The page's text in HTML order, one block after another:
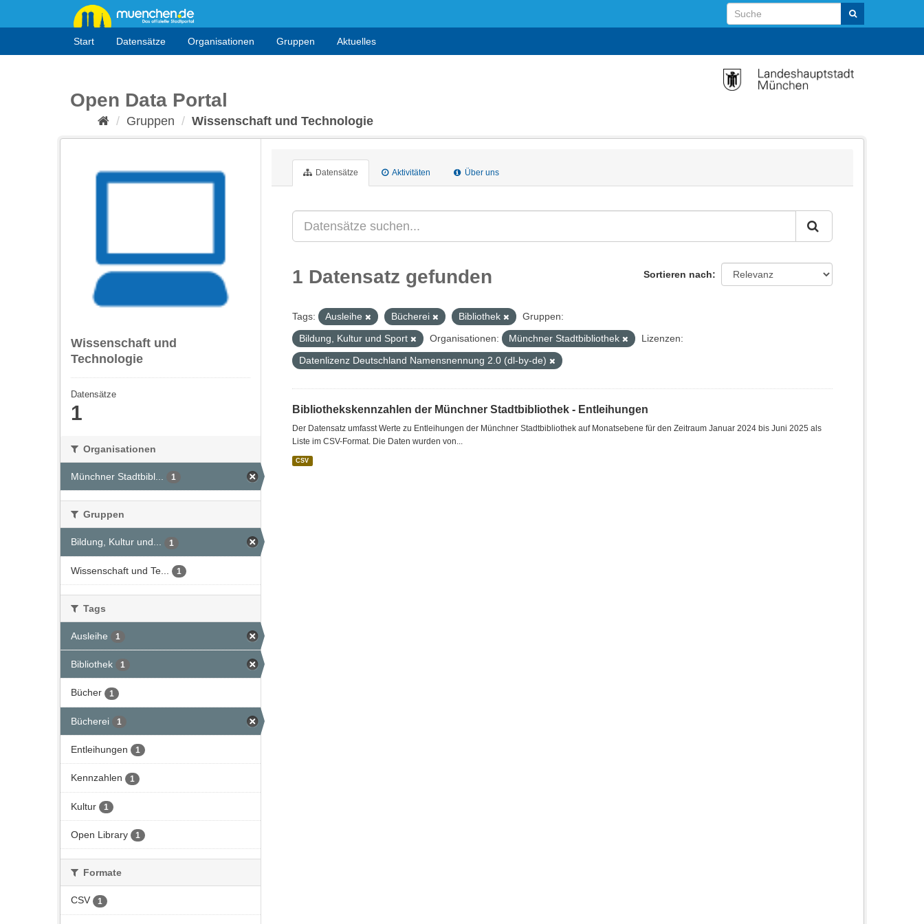
Start Datensätze Organisationen Gruppen Aktuelles
Open Data Portal
Gruppen Wissenschaft und Technologie
Wissenschaft und
Technologie
Datensätze
1
Organisationen
Münchner Stadtbibl... 1
Gruppen
Bildung, Kultur und... 1
Wissenschaft und Te... 1
Tags
Ausleihe 1
Bibliothek 1
Bücher 1
Bücherei 1
Entleihungen 1
Kennzahlen 1
Kultur 1
Open Library 1
Formate
CSV 1
Datensätze Aktivitäten Über uns
Sortieren nach
1 Datensatz gefunden
Tags: Ausleihe Bücherei Bibliothek
Gruppen:
Bildung, Kultur und Sport
Organisationen: Münchner Stadtbibliothek
Lizenzen:
Datenlizenz Deutschland Namensnennung 2.0 (dl-by-de)
Bibliothekskennzahlen der Münchner Stadtbibliothek - Entleihungen
Der Datensatz umfasst Werte zu Entleihungen der Münchner Stadtbibliothek auf Monatsebene für den Zeitraum Januar 2024 bis Juni 2025 als
Liste im CSV-Format. Die Daten wurden von...
CSV